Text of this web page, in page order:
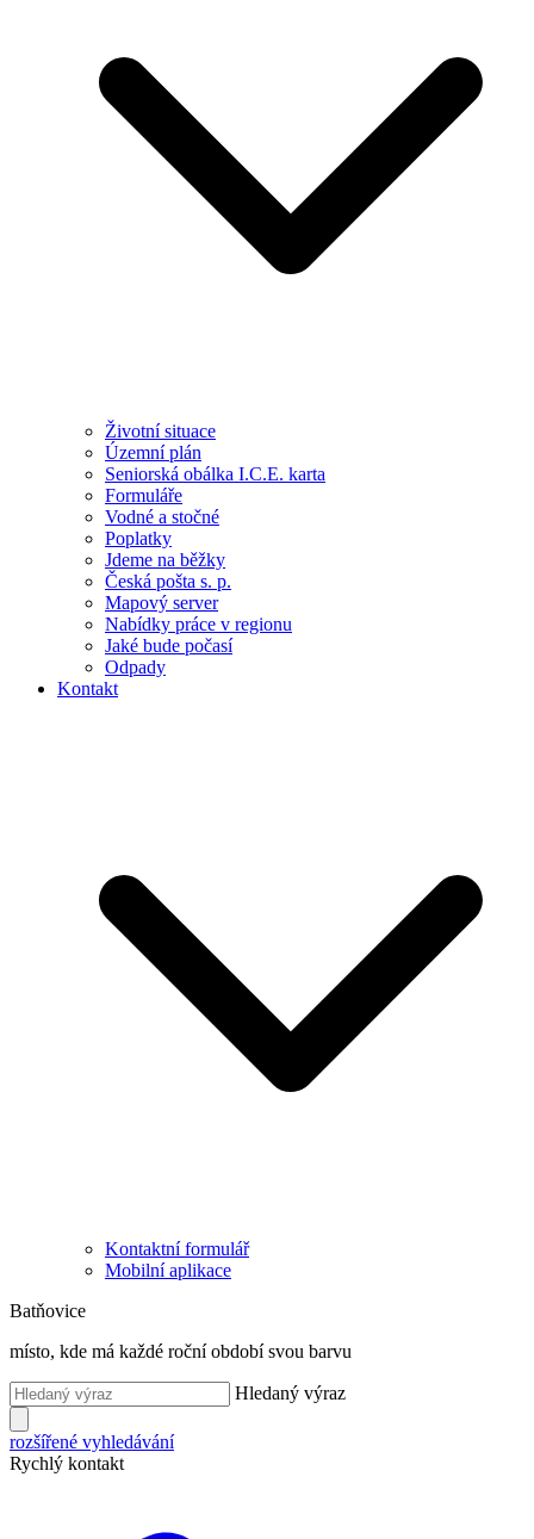
Životní situace
Územní plán
Seniorská obálka I.C.E. karta
Formuláře
Vodné a stočné
Poplatky
Jdeme na běžky
Česká pošta s. p.
Mapový server
Nabídky práce v regionu
Jaké bude počasí
Odpady
Kontakt
Kontaktní formulář
Mobilní aplikace
Batňovice
místo, kde má každé roční období svou barvu
Hledaný výraz
rozšířené vyhledávání
Rychlý kontakt